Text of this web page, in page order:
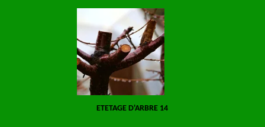
ETETAGE D'ARBRE 14